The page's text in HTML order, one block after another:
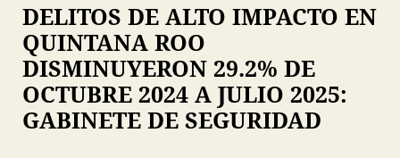
DELITOS DE ALTO IMPACTO EN
QUINTANA ROO
DISMINUYERON 29.2% DE
OCTUBRE 2024 A JULIO 2025:
GABINETE DE SEGURIDAD